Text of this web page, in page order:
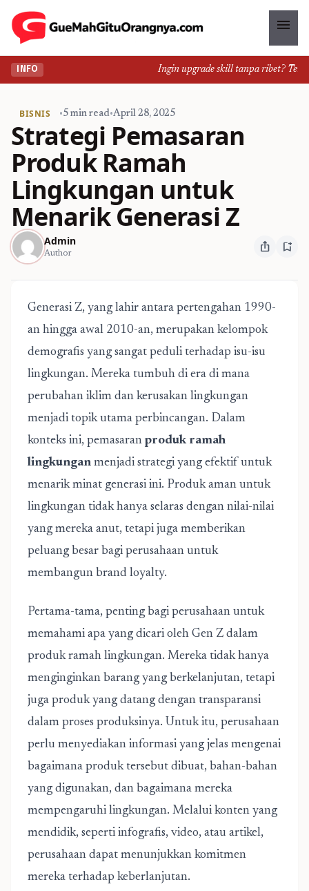
menu
INFO Ingin upgrade skill tanpa ribet?
BISNIS •5 min read•April 28, 2025
Strategi Pemasaran
Produk Ramah
Lingkungan untuk
Menarik Generasi Z
Admin
Author ios_share bookmark_add
Generasi Z, yang lahir antara pertengahan 1990-
an hingga awal 2010-an, merupakan kelompok
demografis yang sangat peduli terhadap isu-isu
lingkungan. Mereka tumbuh di era di mana
perubahan iklim dan kerusakan lingkungan
menjadi topik utama perbincangan. Dalam
konteks ini, pemasaran produk ramah
lingkungan menjadi strategi yang efektif untuk
menarik minat generasi ini. Produk aman untuk
lingkungan tidak hanya selaras dengan nilai-nilai
yang mereka anut, tetapi juga memberikan
peluang besar bagi perusahaan untuk
membangun brand loyalty.
Pertama-tama, penting bagi perusahaan untuk
memahami apa yang dicari oleh Gen Z dalam
produk ramah lingkungan. Mereka tidak hanya
menginginkan barang yang berkelanjutan, tetapi
juga produk yang datang dengan transparansi
dalam proses produksinya. Untuk itu, perusahaan
perlu menyediakan informasi yang jelas mengenai
bagaimana produk tersebut dibuat, bahan-bahan
yang digunakan, dan bagaimana mereka
mempengaruhi lingkungan. Melalui konten yang
mendidik, seperti infografis, video, atau artikel,
perusahaan dapat menunjukkan komitmen
mereka terhadap keberlanjutan.